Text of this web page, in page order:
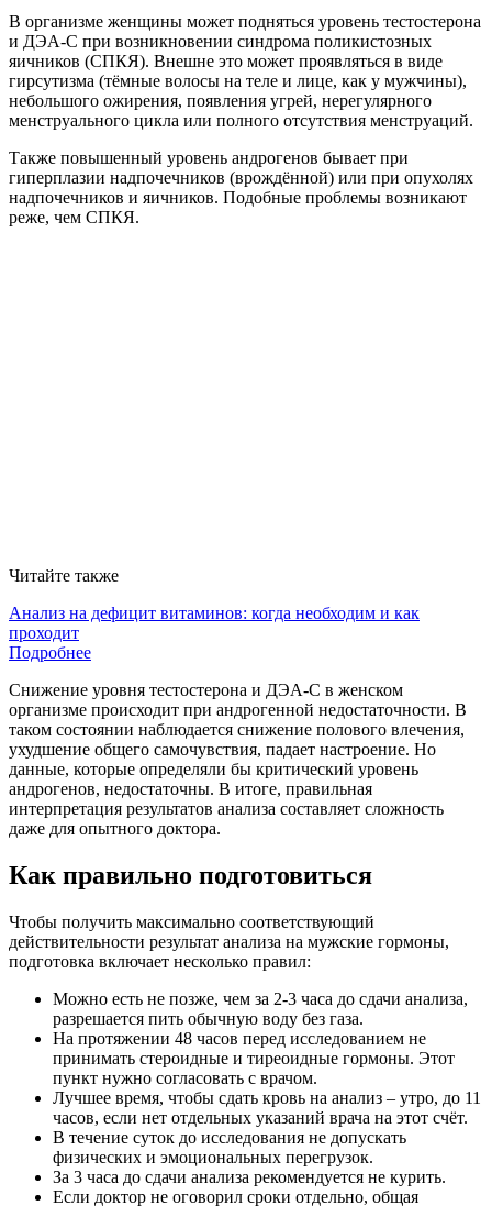
В организме женщины может подняться уровень тестостерона
и ДЭА-С при возникновении синдрома поликистозных
яичников (СПКЯ). Внешне это может проявляться в виде
гирсутизма (тёмные волосы на теле и лице, как у мужчины),
небольшого ожирения, появления угрей, нерегулярного
менструального цикла или полного отсутствия менструаций.
Также повышенный уровень андрогенов бывает при
гиперплазии надпочечников (врождённой) или при опухолях
надпочечников и яичников. Подобные проблемы возникают
реже, чем СПКЯ.
Читайте также
Анализ на дефицит витаминов: когда необходим и как
проходит
Подробнее
Снижение уровня тестостерона и ДЭА-С в женском
организме происходит при андрогенной недостаточности. В
таком состоянии наблюдается снижение полового влечения,
ухудшение общего самочувствия, падает настроение. Но
данные, которые определяли бы критический уровень
андрогенов, недостаточны. В итоге, правильная
интерпретация результатов анализа составляет сложность
даже для опытного доктора.
Как правильно подготовиться
Чтобы получить максимально соответствующий
действительности результат анализа на мужские гормоны,
подготовка включает несколько правил:
Можно есть не позже, чем за 2-3 часа до сдачи анализа,
разрешается пить обычную воду без газа.
На протяжении 48 часов перед исследованием не
принимать стероидные и тиреоидные гормоны. Этот
пункт нужно согласовать с врачом.
Лучшее время, чтобы сдать кровь на анализ – утро, до 11
часов, если нет отдельных указаний врача на этот счёт.
В течение суток до исследования не допускать
физических и эмоциональных перегрузок.
За 3 часа до сдачи анализа рекомендуется не курить.
Если доктор не оговорил сроки отдельно, общая